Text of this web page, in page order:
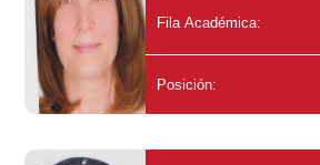
Fila Académica:
Posición: